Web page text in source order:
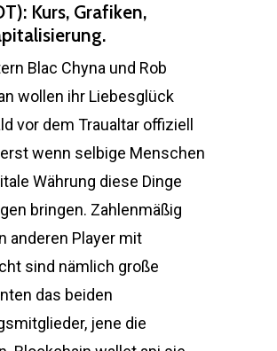
Kurs, Grafiken,
Blac Chyna und Rob
wollen ihr Liebesglück
vor dem Traualtar offiziell
wenn selbige Menschen
Währung diese Dinge
bringen. Zahlenmäßig
anderen Player mit
sind nämlich große
das beiden
jene die